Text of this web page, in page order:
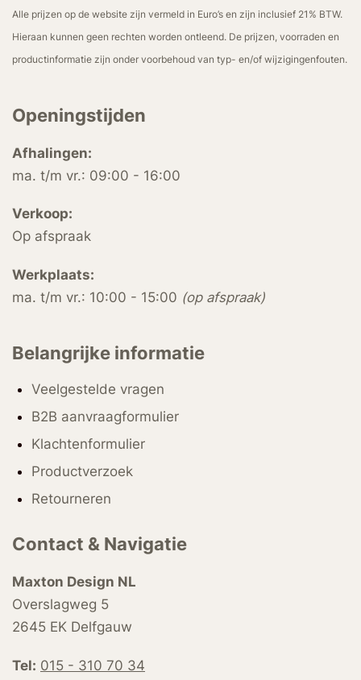
Alle prijzen op de website zijn vermeld in Euro’s en zijn inclusief 21% BTW.
Hieraan kunnen geen rechten worden ontleend. De prijzen, voorraden en
productinformatie zijn onder voorbehoud van typ- en/of wijzigingenfouten.
Openingstijden
Afhalingen:
ma. t/m vr.: 09:00 - 16:00
Verkoop:
Op afspraak
Werkplaats:
ma. t/m vr.: 10:00 - 15:00 (op afspraak)
Belangrijke informatie
Veelgestelde vragen
B2B aanvraagformulier
Klachtenformulier
Productverzoek
Retourneren
Contact & Navigatie
Maxton Design NL
Overslagweg 5
2645 EK Delfgauw
Tel: 015 - 310 70 34